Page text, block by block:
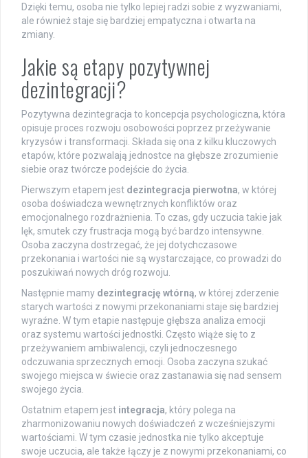
Dzięki temu, osoba nie tylko lepiej radzi sobie z wyzwaniami,
ale również staje się bardziej empatyczna i otwarta na
zmiany.
Jakie są etapy pozytywnej
dezintegracji?
Pozytywna dezintegracja to koncepcja psychologiczna, która
opisuje proces rozwoju osobowości poprzez przeżywanie
kryzysów i transformacji. Składa się ona z kilku kluczowych
etapów, które pozwalają jednostce na głębsze zrozumienie
siebie oraz twórcze podejście do życia.
Pierwszym etapem jest dezintegracja pierwotna, w której
osoba doświadcza wewnętrznych konfliktów oraz
emocjonalnego rozdrażnienia. To czas, gdy uczucia takie jak
lęk, smutek czy frustracja mogą być bardzo intensywne.
Osoba zaczyna dostrzegać, że jej dotychczasowe
przekonania i wartości nie są wystarczające, co prowadzi do
poszukiwań nowych dróg rozwoju.
Następnie mamy dezintegrację wtórną, w której zderzenie
starych wartości z nowymi przekonaniami staje się bardziej
wyraźne. W tym etapie następuje głębsza analiza emocji
oraz systemu wartości jednostki. Często wiąże się to z
przeżywaniem ambiwalencji, czyli jednoczesnego
odczuwania sprzecznych emocji. Osoba zaczyna szukać
swojego miejsca w świecie oraz zastanawia się nad sensem
swojego życia.
Ostatnim etapem jest integracja, który polega na
zharmonizowaniu nowych doświadczeń z wcześniejszymi
wartościami. W tym czasie jednostka nie tylko akceptuje
swoje uczucia, ale także łączy je z nowymi przekonaniami, co